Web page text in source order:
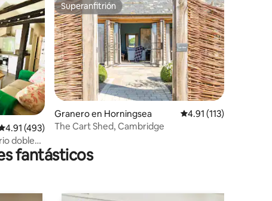
promedio: 4.91 de 5, 493 reseñas
4.91 (493)
doble
Superanfitrión
Superanfitrión
Granero en Horningsea Calificación promedio:
4.91 (113)
The Cart Shed, Cambridge
fantásticos